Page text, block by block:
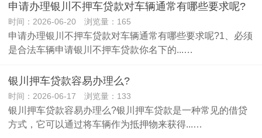
申请办理银川不押车贷款对车辆通常有哪些要求呢?
时间：2026-06-20 浏览量：165
申请办理银川不押车贷款对车辆通常有哪些要求呢?1、必须
是合法车辆申请银川不押车贷款你名下的...…
银川押车贷款容易办理么?
时间：2026-06-17 浏览量：133
银川押车贷款容易办理么?银川押车贷款是一种常见的借贷
方式，它可以通过将车辆作为抵押物来获得...…